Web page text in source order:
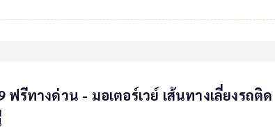
รีทางด่วน - มอเตอร์เวย์ เส้นทางเลี่ยงรถติด